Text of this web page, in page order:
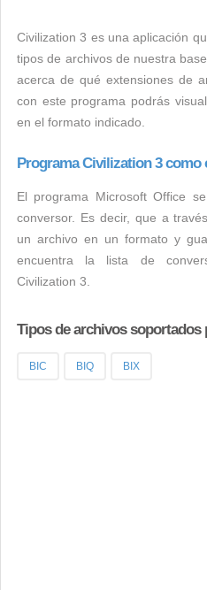
Civilization 3 es una aplicación
tipos de archivos de nuestra
acerca de qué extensiones de
con este programa podrás
en el formato indicado.
Programa Civilization 3 como
El programa Microsoft Office
conversor. Es decir, que a
un archivo en un formato y
encuentra la lista de
Civilization 3.
Tipos de archivos soportados
BIC BIQ BIX